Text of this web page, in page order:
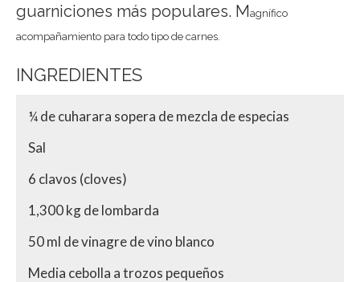
guarniciones más populares. Magnífico
acompañamiento para todo tipo de carnes.
INGREDIENTES
¼ de cuharara sopera de mezcla de especias
Sal
6 clavos (cloves)
1,300 kg de lombarda
50 ml de vinagre de vino blanco
Media cebolla a trozos pequeños